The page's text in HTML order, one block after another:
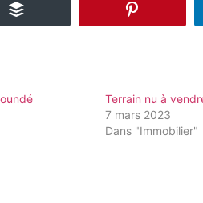
Terrain nu à
7 mars 2023
Dans "Immobilier"